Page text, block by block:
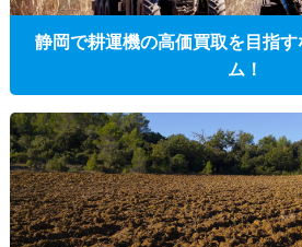
静岡で耕運機の高価買取を目指
ム！